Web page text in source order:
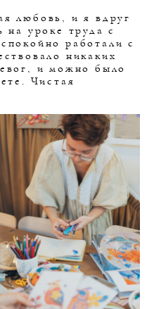
любовь, и я вдруг
на уроке труда с
работали с
никаких
и можно было
Чистая